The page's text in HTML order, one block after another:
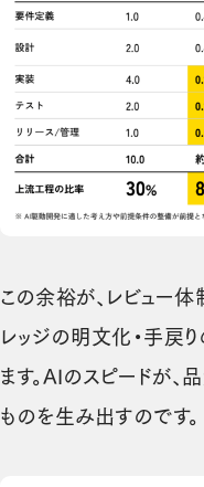
この余裕が、レビュー
レッジの明文化・手戻
ます。AIのスピードが
ものを生み出すのです。